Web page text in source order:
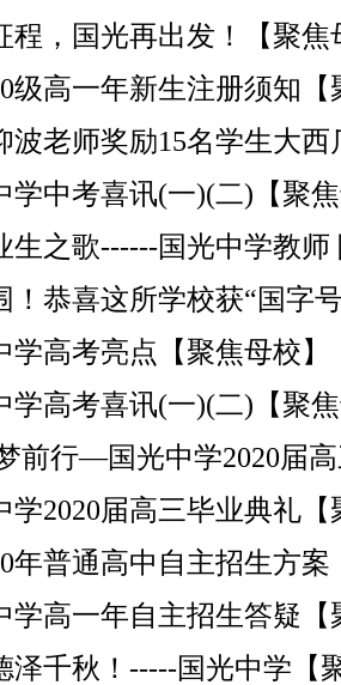
程，国光再出发！【聚焦
级高一年新生注册须知【
波老师奖励15名学生大
学中考喜讯(一)(二)【聚
生之歌------国光中学教
！恭喜这所学校获“国字
学高考亮点【聚焦母校】
学高考喜讯(一)(二)【聚
前行—国光中学2020届
学2020届高三毕业典礼【
年普通高中自主招生方
学高一年自主招生答疑【
泽千秋！-----国光中学【